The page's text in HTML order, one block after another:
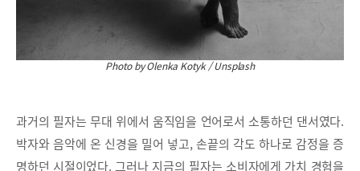
Photo by Olenka Kotyk / Unsplash
과거의 필자는 무대 위에서 움직임을 언어로서 소통하던 댄서였다.
박자와 음악에 온 신경을 밀어 넣고, 손끝의 각도 하나로 감정을 증
명하던 시절이었다. 그러나 지금의 필자는 소비자에게 가치 경험을